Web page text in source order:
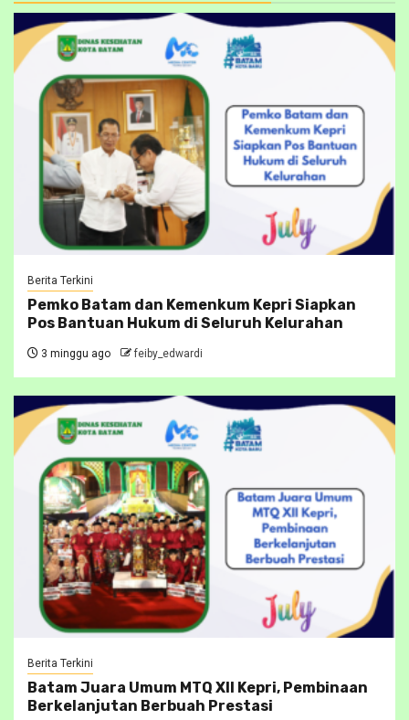
Berita Terkini
Pemko Batam dan Kemenkum Kepri Siapkan
Pos Bantuan Hukum di Seluruh Kelurahan
3 minggu ago feiby_edwardi
Berita Terkini
Batam Juara Umum MTQ XII Kepri, Pembinaan
Berkelanjutan Berbuah Prestasi